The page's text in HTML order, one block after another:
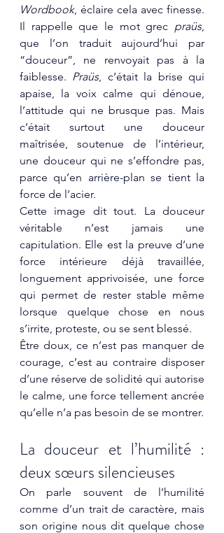
Wordbook, éclaire cela avec finesse.
Il rappelle que le mot grec praüs,
que l’on traduit aujourd’hui par
“douceur”, ne renvoyait pas à la
faiblesse. Praüs, c’était la brise qui
apaise, la voix calme qui dénoue,
l’attitude qui ne brusque pas. Mais
c’était surtout une douceur
maîtrisée, soutenue de l’intérieur,
une douceur qui ne s’effondre pas,
parce qu’en arrière-plan se tient la
force de l’acier.
Cette image dit tout. La douceur
véritable n’est jamais une
capitulation. Elle est la preuve d’une
force intérieure déjà travaillée,
longuement apprivoisée, une force
qui permet de rester stable même
lorsque quelque chose en nous
s’irrite, proteste, ou se sent blessé.
Être doux, ce n’est pas manquer de
courage, c’est au contraire disposer
d’une réserve de solidité qui autorise
le calme, une force tellement ancrée
qu’elle n’a pas besoin de se montrer.
La douceur et l’humilité :
deux sœurs silencieuses
On parle souvent de l’humilité
comme d’un trait de caractère, mais
son origine nous dit quelque chose